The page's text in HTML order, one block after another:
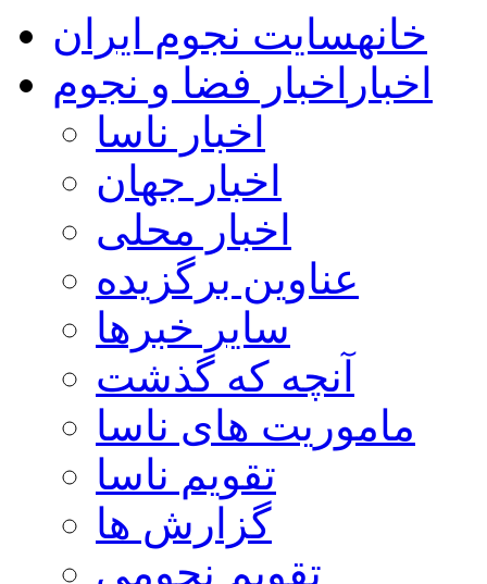
خانهسایت نجوم ایران
اخبار اخبار فضا و نجوم
اخبار ناسا
اخبار جهان
اخبار محلی
عناوین برگزیده
سایر خبرها
آنچه که گذشت
ماموریت های ناسا
تقویم ناسا
گزارش ها
تقویم نجومی